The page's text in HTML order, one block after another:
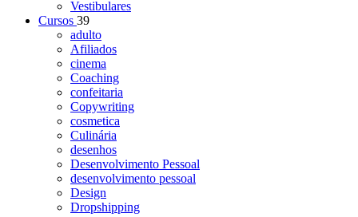
Vestibulares
Cursos 39
adulto
Afiliados
cinema
Coaching
confeitaria
Copywriting
cosmetica
Culinária
desenhos
Desenvolvimento Pessoal
desenvolvimento pessoal
Design
Dropshipping